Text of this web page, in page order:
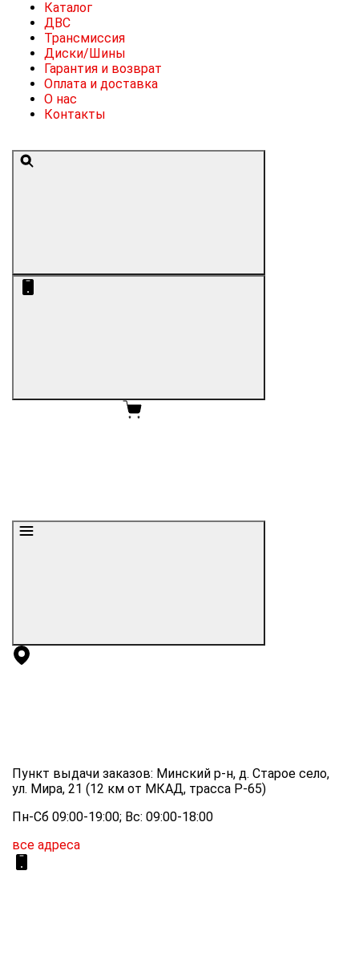
Каталог
ДВС
Трансмиссия
Диски/Шины
Гарантия и возврат
Оплата и доставка
О нас
Контакты
Пункт выдачи заказов: Минский р-н, д. Старое село,
ул. Мира, 21 (12 км от МКАД, трасса P-65)
Пн-Сб 09:00-19:00; Вс: 09:00-18:00
все адреса